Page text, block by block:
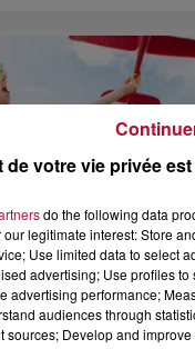
de votre vie privée
do the following data
legitimate interest: Store
Use limited data to select
advertising; Use profiles to
advertising performance;
audiences through
sources; Develop and